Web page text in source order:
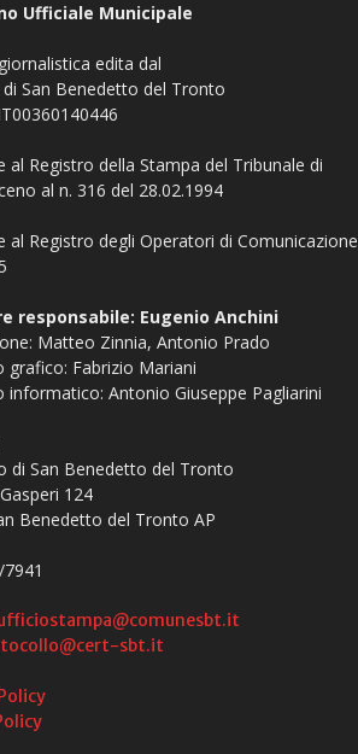
Ufficiale Municipale
edita dal
San Benedetto del Tronto
al Registro della Stampa del Tribunale di
al n. 316 del 28.02.1994
al Registro degli Operatori di Comunicazione
responsabile: Eugenio Anchini
Matteo Zinnia, Antonio Prado
grafico: Fabrizio Mariani
informatico: Antonio Giuseppe Pagliarini
di San Benedetto del Tronto
124
Benedetto del Tronto AP
sbt.it